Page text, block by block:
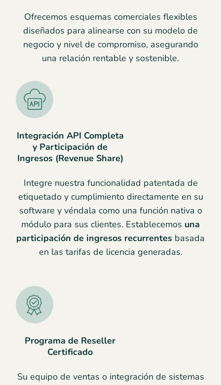
Ofrecemos esquemas comerciales flexibles
diseñados para alinearse con su modelo de
negocio y nivel de compromiso, asegurando
una relación rentable y sostenible.
Integración API Completa
y Participación de
Ingresos (Revenue Share)
Integre nuestra funcionalidad patentada de
etiquetado y cumplimiento directamente en su
software y véndala como una función nativa o
módulo para sus clientes. Establecemos una
participación de ingresos recurrentes basada
en las tarifas de licencia generadas.
Programa de Reseller
Certificado
Su equipo de ventas o integración de sistemas